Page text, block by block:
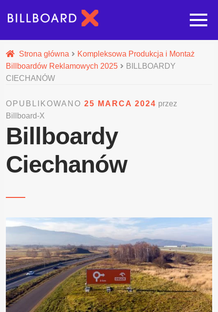
Oferta budowy reklam
Nasze pozostałe usługi
Galeria
O nas
Blog
Kontakt
Strona główna
Kompleksowa Produkcja i Montaż
Billboardów Reklamowych 2025
BILLBOARDY
CIECHANÓW
OPUBLIKOWANO 25 MARCA 2024 przez
Billboard-X
Billboardy
Ciechanów